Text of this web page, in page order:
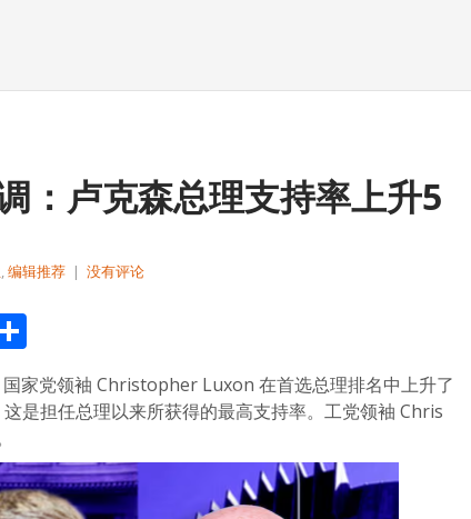
：卢克森总理支持率上升5
,编辑推荐 | 没有评论
享
家党领袖 Christopher Luxon 在首选总理排名中上升了
是担任总理以来所获得的最高支持率。工党领袖 Chris